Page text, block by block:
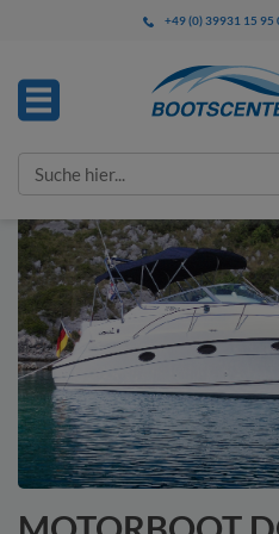
+49 (0) 39931 15 95
Search
for:
IHRE ANFRAGE
Bitte füllen Sie alle mit *
Diese Angaben benötigen
Anfrage.